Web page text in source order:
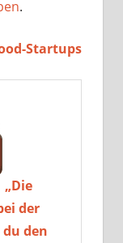
.
Startups
„Die
der
den